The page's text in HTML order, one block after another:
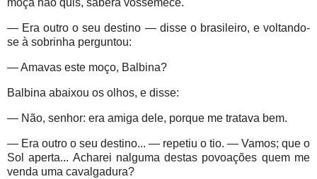
moça não quis, saberá vossemecê.
— Era outro o seu destino — disse o brasileiro, e voltando-
se à sobrinha perguntou:
— Amavas este moço, Balbina?
Balbina abaixou os olhos, e disse:
— Não, senhor: era amiga dele, porque me tratava bem.
— Era outro o seu destino... — repetiu o tio. — Vamos; que o
Sol aperta... Acharei nalguma destas povoações quem me
venda uma cavalgadura?